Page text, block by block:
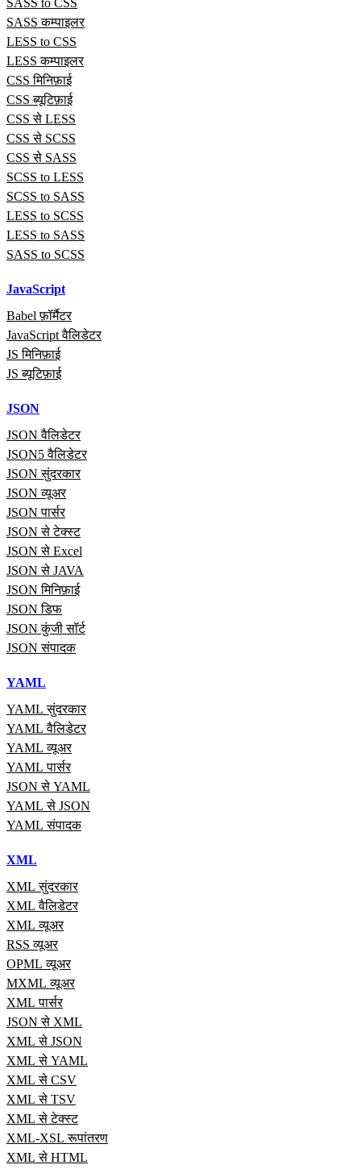
SASS to CSS
SASS कम्पाइलर
LESS to CSS
LESS कम्पाइलर
CSS मिनिफ़ाई
CSS ब्यूटिफ़ाई
CSS से LESS
CSS से SCSS
CSS से SASS
SCSS to LESS
SCSS to SASS
LESS to SCSS
LESS to SASS
SASS to SCSS
JavaScript
Babel फ़ॉर्मैटर
JavaScript वैलिडेटर
JS मिनिफ़ाई
JS ब्यूटिफ़ाई
JSON
JSON वैलिडेटर
JSON5 वैलिडेटर
JSON सुंदरकार
JSON व्यूअर
JSON पार्सर
JSON से टेक्स्ट
JSON से Excel
JSON से JAVA
JSON मिनिफ़ाई
JSON डिफ
JSON कुंजी सॉर्ट
JSON संपादक
YAML
YAML सुंदरकार
YAML वैलिडेटर
YAML व्यूअर
YAML पार्सर
JSON से YAML
YAML से JSON
YAML संपादक
XML
XML सुंदरकार
XML वैलिडेटर
XML व्यूअर
RSS व्यूअर
OPML व्यूअर
MXML व्यूअर
XML पार्सर
JSON से XML
XML से JSON
XML से YAML
XML से CSV
XML से TSV
XML से टेक्स्ट
XML-XSL रूपांतरण
XML से HTML